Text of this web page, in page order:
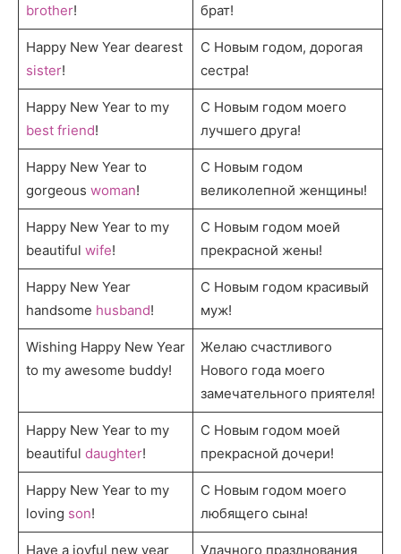
brother!
брат!
Happy New Year dearest
sister!
С Новым годом, дорогая
сестра!
Happy New Year to my
best friend!
С Новым годом моего
лучшего друга!
Happy New Year to
gorgeous woman!
С Новым годом
великолепной женщины!
Happy New Year to my
beautiful wife!
С Новым годом моей
прекрасной жены!
Happy New Year
handsome husband!
С Новым годом красивый
муж!
Wishing Happy New Year
to my awesome buddy!
Желаю счастливого
Нового года моего
замечательного приятеля!
Happy New Year to my
beautiful daughter!
С Новым годом моей
прекрасной дочери!
Happy New Year to my
loving son!
С Новым годом моего
любящего сына!
Have a joyful new year Удачного празднования